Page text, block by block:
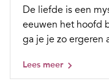
De liefde is een
eeuwen het hoofd
ga je je zo ergeren
Lees meer